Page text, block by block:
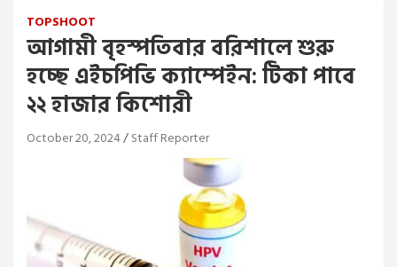
TOPSHOOT
আগামী বৃহস্পতিবার বরিশালে শুরু
হচ্ছে এইচপিভি ক্যাম্পেইন: টিকা পাবে
২২ হাজার কিশোরী
October 20, 2024 Staff Reporter